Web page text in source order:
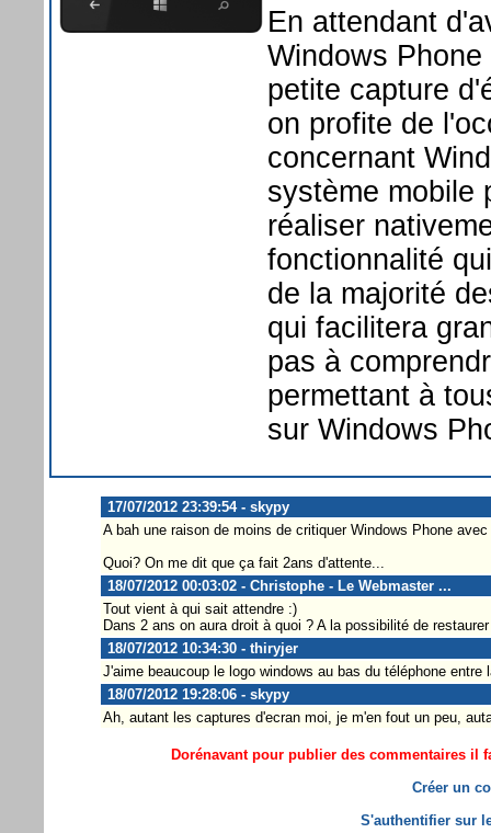
En attendant
Windows
petite capture
on profite de
concernant
système mobile
réaliser
fonctionnalité
de la majorité
qui facilitera
pas à
permettant à
sur Windows
17/07/2012 23:39:54 - skypy
A bah une raison de moins de critiquer Windows Phone
Quoi? On me dit que ça fait 2ans d'attente...
18/07/2012 00:03:02 - Christophe - Le Webmaster ...
Tout vient à qui sait attendre :)
Dans 2 ans on aura droit à quoi ? A la possibilité de
18/07/2012 10:34:30 - thiryjer
J'aime beaucoup le logo windows au bas du téléphone
18/07/2012 19:28:06 - skypy
Ah, autant les captures d'ecran moi, je m'en fout un peu,
Dorénavant pour publier des commentaires il
Créer un
S'authentifier sur